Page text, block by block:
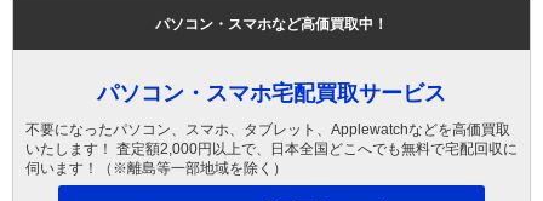
パソコン・スマホなど高価買取中！
パソコン・スマホ宅配買取サービス
不要になったパソコン、スマホ、タブレット、Applewatchなどを高価買取
いたします！ 査定額2,000円以上で、日本全国どこへでも無料で宅配回収に
伺います！（※離島等一部地域を除く）